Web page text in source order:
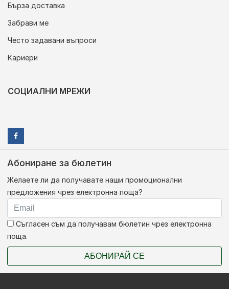
Бърза доставка
Забрави ме
Често задавани въпроси
Кариери
СОЦИАЛНИ МРЕЖИ
Абониране за бюлетин
Желаете ли да получавате наши промоционални
предложения чрез електронна поща?
Съгласен съм да получавам бюлетин чрез електронна
поща.
АБОНИРАЙ СЕ